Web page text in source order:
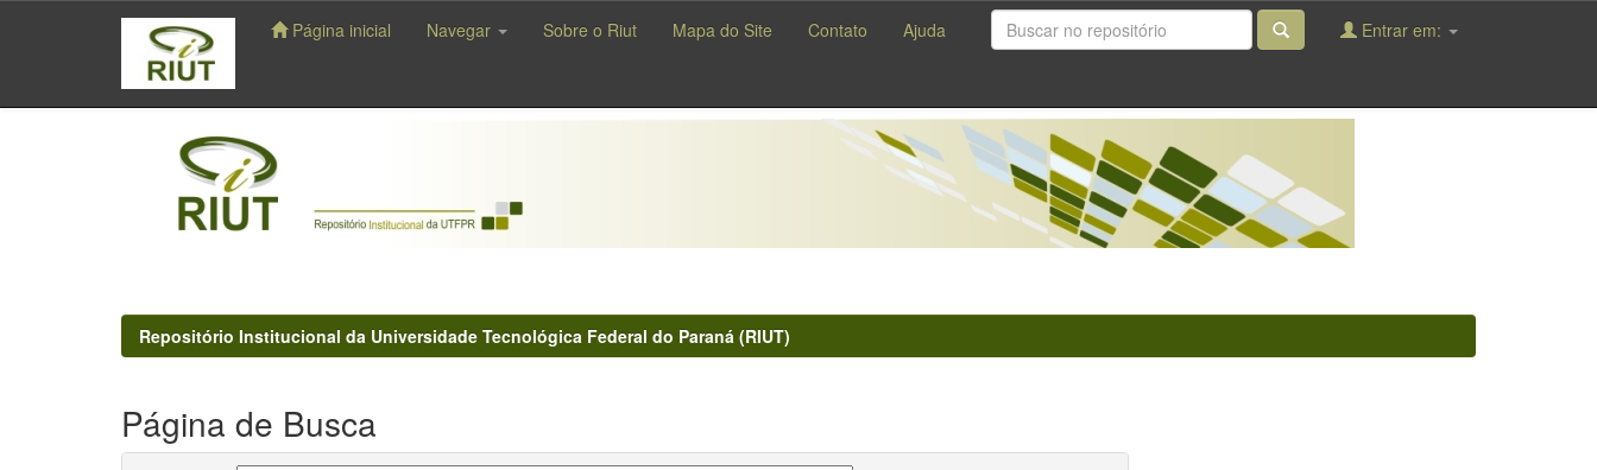
navigation
Página inicial Navegar Sobre o Riut Mapa do Site Contato Ajuda Entrar em:
Repositório Institucional da Universidade Tecnológica Federal do Paraná (RIUT)
Página de Busca